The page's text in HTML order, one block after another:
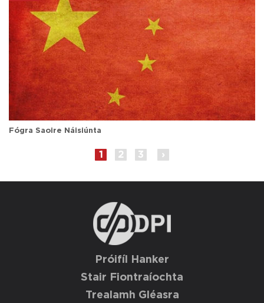
Fógra Saoire Náisiúnta
1 2 3 ›
Próifíl Hanker
Stair Fiontraíochta
Trealamh Gléasra